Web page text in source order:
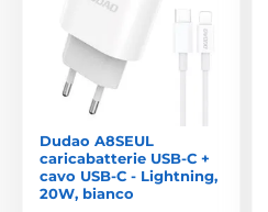
Dudao A8SEUL
caricabatterie USB-C +
cavo USB-C - Lightning,
20W, bianco